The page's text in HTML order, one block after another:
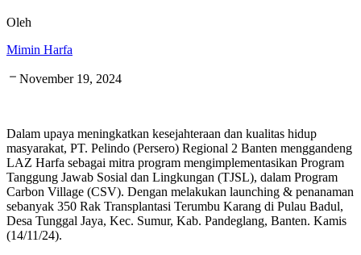
Oleh
Mimin Harfa
November 19, 2024
Dalam upaya meningkatkan kesejahteraan dan kualitas hidup
masyarakat, PT. Pelindo (Persero) Regional 2 Banten menggandeng
LAZ Harfa sebagai mitra program mengimplementasikan Program
Tanggung Jawab Sosial dan Lingkungan (TJSL), dalam Program
Carbon Village (CSV). Dengan melakukan launching & penanaman
sebanyak 350 Rak Transplantasi Terumbu Karang di Pulau Badul,
Desa Tunggal Jaya, Kec. Sumur, Kab. Pandeglang, Banten. Kamis
(14/11/24).